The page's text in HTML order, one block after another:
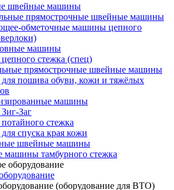
швейные машины
прямострочные швейные машины
обметочные машины цепного
машины
стежка (спец)
прямострочные швейные машины
пошива обуви, кожи и тяжёлых
машины
Заг
стежка
спуска края кожи
швейные машины
тамбурного стежка